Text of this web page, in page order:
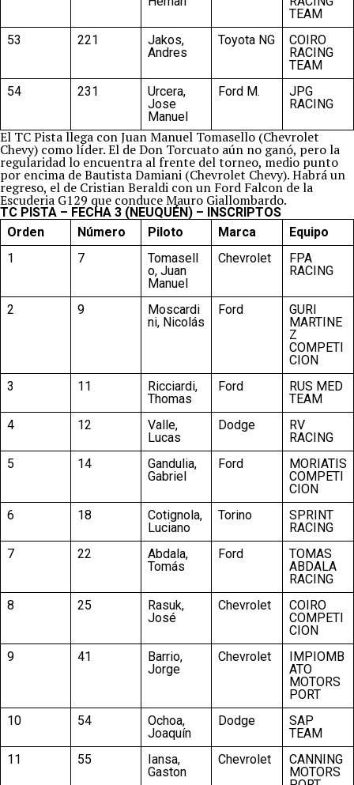
TEAM
53
221
Jakos,
Andres
Toyota NG
COIRO
RACING
TEAM
54
231
Urcera,
Jose
Manuel
Ford M.
JPG
RACING
El TC Pista llega con Juan Manuel Tomasello (Chevrolet
Chevy) como líder. El de Don Torcuato aún no ganó, pero la
regularidad lo encuentra al frente del torneo, medio punto
por encima de Bautista Damiani (Chevrolet Chevy). Habrá un
regreso, el de Cristian Beraldi con un Ford Falcon de la
Escuderia G129 que conduce Mauro Giallombardo.
TC PISTA – FECHA 3 (NEUQUÉN) – INSCRIPTOS
Orden
Número Piloto Marca
Equipo
1
7
Tomasell
o, Juan
Manuel
Chevrolet
FPA
RACING
2 9
Moscardi
ni, Nicolás
Ford
GURI
MARTINE
Z
COMPETI
CION
3
11
Ricciardi,
Thomas
Ford
RUS MED
TEAM
4
12
Valle,
Lucas
Dodge
RV
RACING
5
14
Gandulia,
Gabriel
Ford
MORIATIS
COMPETI
CION
6
18
Cotignola,
Luciano
Torino
SPRINT
RACING
7
22
Abdala,
Tomás
Ford
TOMAS
ABDALA
RACING
8
25
Rasuk,
José
Chevrolet
COIRO
COMPETI
CION
9
41
Barrio,
Jorge
Chevrolet
IMPIOMB
ATO
MOTORS
PORT
10
54
Ochoa,
Joaquín
Dodge
SAP
TEAM
11
55
Iansa,
Gaston
Chevrolet
CANNING
MOTORS